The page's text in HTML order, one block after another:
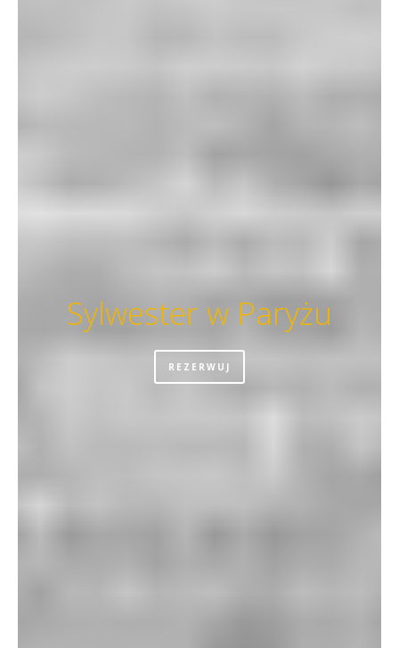
Sylwester w Paryżu
REZERWUJ